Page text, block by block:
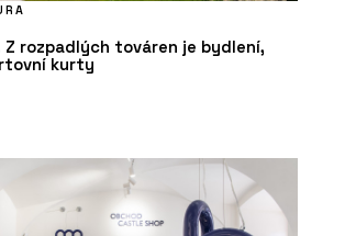
Z rozpadlých továren je bydlení,
kurty